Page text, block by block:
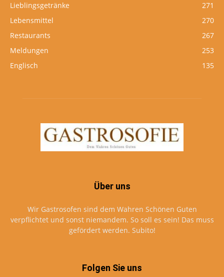
Lieblingsgetränke
271
Lebensmittel
270
Restaurants
267
Meldungen
253
Englisch
135
Über uns
Wir Gastrosofen sind dem Wahren Schönen Guten
verpflichtet und sonst niemandem. So soll es sein! Das muss
gefördert werden. Subito!
Folgen Sie uns